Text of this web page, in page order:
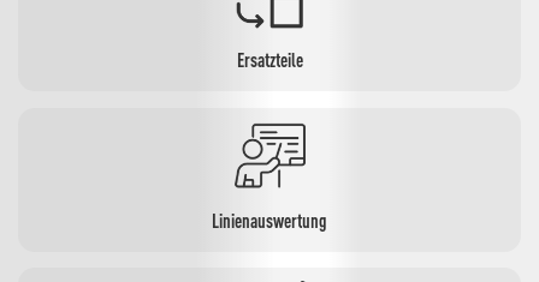
Ersatzteile
Linienauswertung